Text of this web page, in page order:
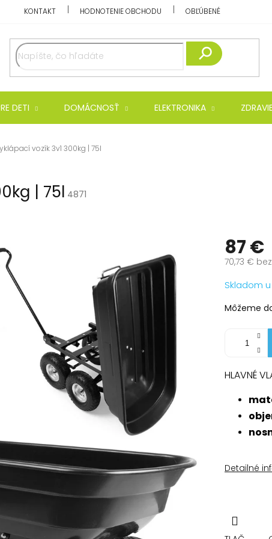
KONTAKT HODNOTENIE OBCHODU OBĽÚBENÉ
DETI DOMÁCNOSŤ ELEKTRONIKA ZDRAVIE
vozík 3v1 300kg | 75l
| 75l 4871
87 €
70,73 € bez
Jednotková
cena:
Skladom
Môžeme
HLAVNÉ
Detailné